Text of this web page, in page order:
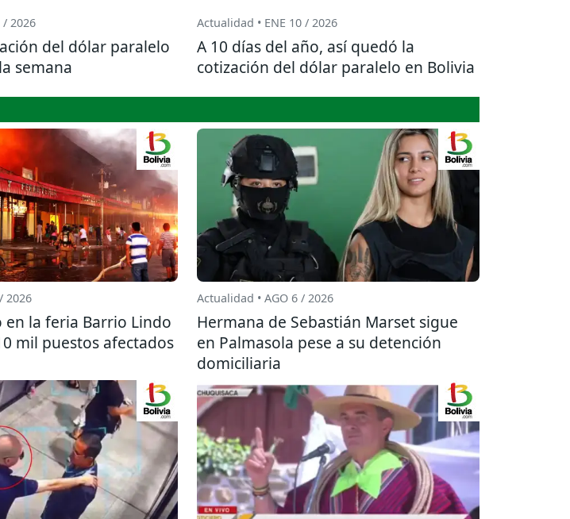
/ 2026
del dólar paralelo
semana
Actualidad • ENE 10 / 2026
A 10 días del año, así quedó la
cotización del dólar paralelo en Bolivia
2026
en la feria Barrio Lindo
mil puestos afectados
Actualidad • AGO 6 / 2026
Hermana de Sebastián Marset sigue
en Palmasola pese a su detención
domiciliaria